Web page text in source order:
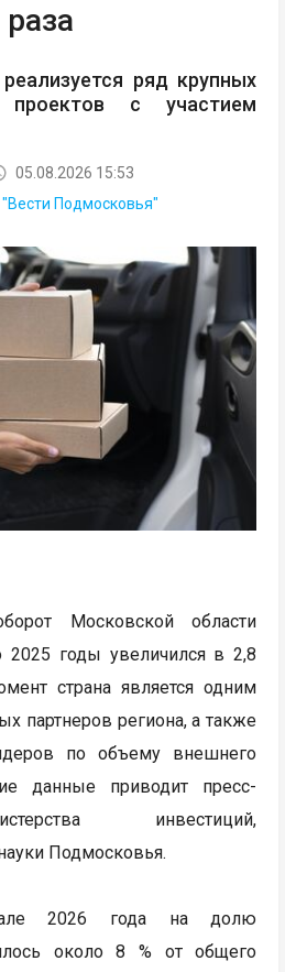
ряд крупных
проектов с участием
05.08.2026 15:53
Подмосковья"
Московской области
годы увеличился в 2,8
страна является одним
партнеров региона, а также
по объему внешнего
данные приводит пресс-
инвестиций,
Подмосковья.
2026 года на долю
около 8 % от общего